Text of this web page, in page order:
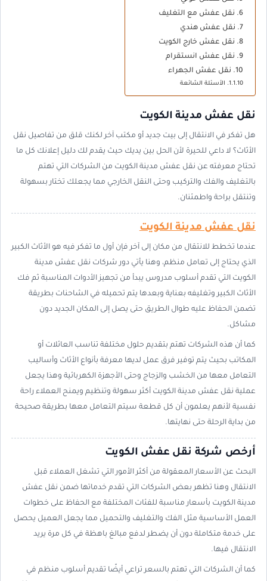
نقل عفش مع التغليف
نقل عفش هندي
نقل عفش خارج الكويت
نقل عفش انستقرام
نقل عفش الجهراء
الأسئلة الشائعة
نقل عفش مدينة الكويت
هل تفكر في الانتقال إلى بيت جديد أو مكتب آخر لكنك قلق من تفاصيل نقل
الأثاث؟ لا داعي للحيرة لأن الحل بين يديك حيث يقدم لك دليل إعلانك كل ما
تحتاج معرفته عن نقل عفش مدينة الكويت من الشركات التي تهتم
بالتغليف والفك والتركيب وحتى النقل الخارجي مما يجعلك تختار بسهولة
وتنتقل براحة واطمئنان.
نقل عفش مدينة الكويت
عندما تخطط للانتقال من مكان إلى آخر فإن أول ما تفكر فيه هو الأثاث الكبير
الذي يحتاج إلى تعامل منظم، وهنا يأتي دور شركات نقل عفش مدينة
الكويت التي تقدم أسلوب مدروس يبدأ من تجهيز الأدوات المناسبة ثم فك
الأثاث الكبير وتغليفه بعناية وبعدها يتم تحميله في الشاحنات بطريقة
تضمن الحفاظ عليه طوال الطريق حتى يصل إلى المكان الجديد دون
مشاكل.
كما أن هذه الشركات تهتم بتقديم حلول مختلفة تناسب العائلات أو
المكاتب بحيث يتم توفير فرق عمل لديها معرفة بأنواع الأثاث وأساليب
التعامل معها من الخشب والزجاج وحتى الأجهزة الكهربائية وهذا يجعل
عملية نقل عفش مدينة الكويت أكثر سهولة وتنظيم ويمنح العملاء راحة
نفسية لأنهم يعلمون أن كل قطعة سيتم التعامل معها بطريقة صحيحة
من بداية الرحلة حتى نهايتها.
أرخص شركة نقل عفش الكويت
البحث عن الأسعار المعقولة من أكثر الأمور التي تشغل العملاء قبل
الانتقال وهنا تظهر بعض الشركات التي تقدم خدماتها ضمن نقل عفش
مدينة الكويت بأسعار مناسبة للفئات المختلفة مع الحفاظ على خطوات
العمل الأساسية مثل الفك والتغليف والتحميل مما يجعل العميل يحصل
على خدمة متكاملة دون أن يضطر لدفع مبالغ باهظة في كل مرة يريد
الانتقال فيها.
كما أن الشركات التي تهتم بالسعر تراعي أيضًا تقديم أسلوب منظم في